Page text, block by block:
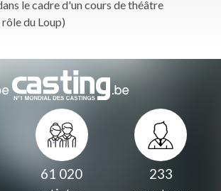
le cadre d'un cours de théâtre
du Loup)
61 020
233